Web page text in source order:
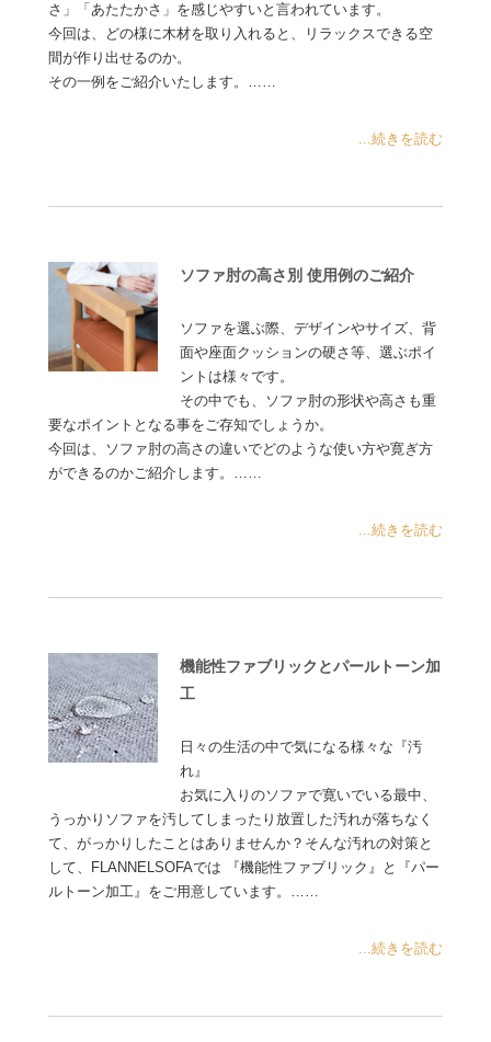
さ」「あたたかさ」を感じやすいと言われています。
今回は、どの様に木材を取り入れると、リラックスできる空
間が作り出せるのか。
その一例をご紹介いたします。……
...続きを読む
ソファ肘の高さ別 使用例のご紹介
ソファを選ぶ際、デザインやサイズ、背
面や座面クッションの硬さ等、選ぶポイ
ントは様々です。
その中でも、ソファ肘の形状や高さも重
要なポイントとなる事をご存知でしょうか。
今回は、ソファ肘の高さの違いでどのような使い方や寛ぎ方
ができるのかご紹介します。……
...続きを読む
機能性ファブリックとパールトーン加
工
日々の生活の中で気になる様々な『汚
れ』
お気に入りのソファで寛いでいる最中、
うっかりソファを汚してしまったり放置した汚れが落ちなく
て、がっかりしたことはありませんか？そんな汚れの対策と
して、FLANNELSOFAでは 『機能性ファブリック』と『パー
ルトーン加工』をご用意しています。……
...続きを読む